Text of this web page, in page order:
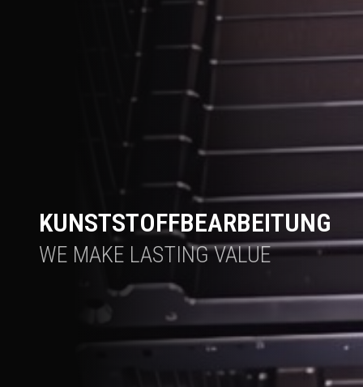
KUNSTSTOFFBEARBEITUNG
WE MAKE LASTING VALUE